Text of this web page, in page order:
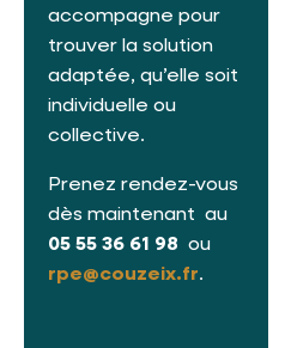
accompagne pour
trouver la solution
adaptée, qu’elle soit
individuelle ou
collective.
Prenez rendez-vous
dès maintenant au
05 55 36 61 98 ou
rpe@couzeix.fr.